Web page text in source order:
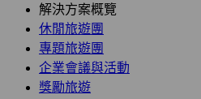
解決方案概覽
休閒旅遊團
專題旅遊團
企業會議與活動
獎勵旅遊